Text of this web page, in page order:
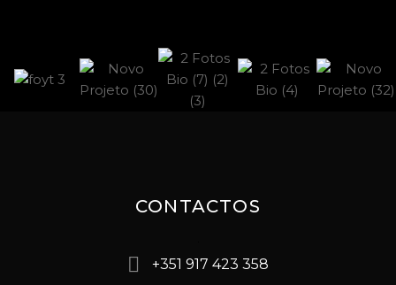
CONTACTOS
+351 917 423 358